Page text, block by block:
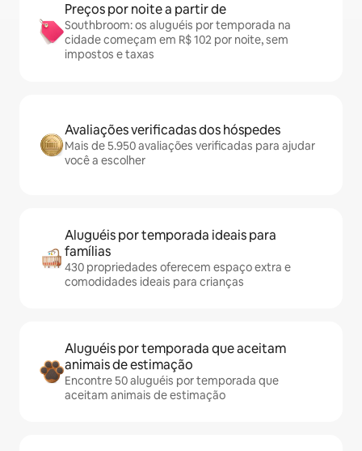
Preços por noite a partir de
Southbroom: os aluguéis por temporada na
cidade começam em R$ 102 por noite, sem
impostos e taxas
Avaliações verificadas dos hóspedes
Mais de 5.950 avaliações verificadas para ajudar
você a escolher
Aluguéis por temporada ideais para
famílias
430 propriedades oferecem espaço extra e
comodidades ideais para crianças
Aluguéis por temporada que aceitam
animais de estimação
Encontre 50 aluguéis por temporada que
aceitam animais de estimação